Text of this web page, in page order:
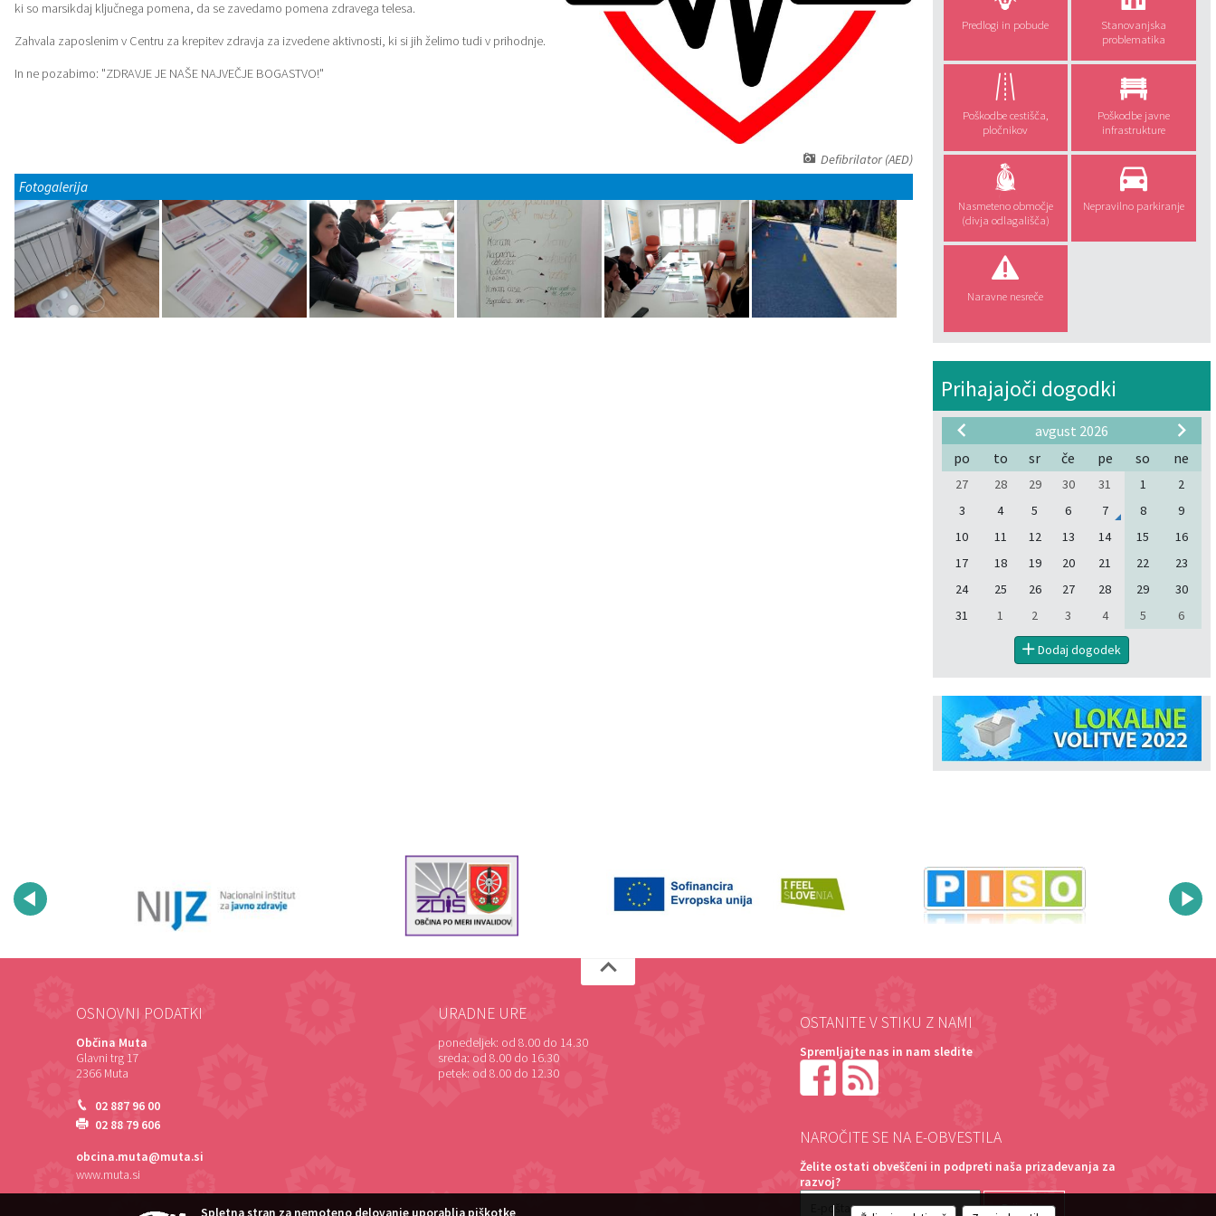
Defibrilator (AED)
ki so marsikdaj ključnega pomena, da se zavedamo pomena zdravega telesa.
Zahvala zaposlenim v Centru za krepitev zdravja za izvedene aktivnosti, ki si jih želimo tudi v prihodnje.
In ne pozabimo: "ZDRAVJE JE NAŠE NAJVEČJE BOGASTVO!"
Fotogalerija
Predlogi in pobude
Stanovanjska
problematika
Poškodbe cestišča,
pločnikov
Poškodbe javne
infrastrukture
Nasmeteno območje
(divja odlagališča)
Nepravilno parkiranje
Naravne nesreče
Prihajajoči dogodki
avgust 2026
po
to sr če pe so ne
27 28 29 30 31 1
2
3
4 5 6 7 8
9
10
11 12 13 14 15
16
17
18 19 20 21 22
23
24
25 26 27 28 29
30
31
1 2 3 4 5 6
Dodaj dogodek
OSNOVNI PODATKI
Občina Muta
Glavni trg 17
2366 Muta
02 887 96 00
02 88 79 606
obcina.muta@muta.si
www.muta.si
URADNE URE
ponedeljek: od 8.00 do 14.30
sreda: od 8.00 do 16.30
petek: od 8.00 do 12.30
OSTANITE V STIKU Z NAMI
Spremljajte nas in nam sledite
NAROČITE SE NA E-OBVESTILA
Želite ostati obveščeni in podpreti naša prizadevanja za
razvoj?
Spletna stran za nemoteno delovanje uporablja piškotke